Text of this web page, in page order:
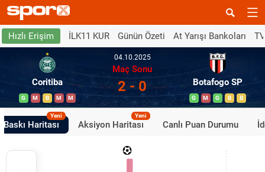
Hızlı Erişim İLK11 KUR Günün Özeti At Yarışı Bankoları
Coritiba
G M B M M
04.10.2025
Maç Sonu
2 - 0 Botafogo SP
G M G B B
Baskı Haritası
Yeni
Aksiyon Haritası
Yeni
Canlı Puan Durumu